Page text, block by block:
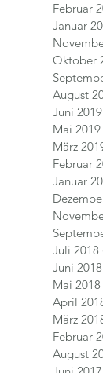
Februar
Januar
Oktober
August
Juni 2019
Mai 2019
März
Februar
Januar
Juli 2018
Juni 2018
Mai 2018
April
März
Februar
August